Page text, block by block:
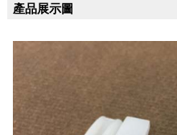
產品展示圖